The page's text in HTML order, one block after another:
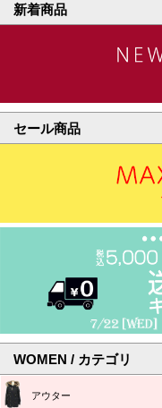
新着商品
セール商品
WOMEN / カテゴリ
アウター